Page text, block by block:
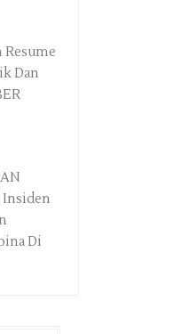
Dan
Insiden
Di